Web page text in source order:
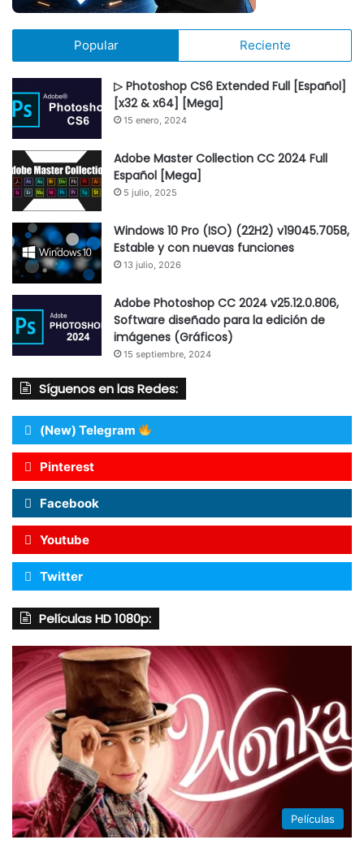
Popular Reciente
▷ Photoshop CS6 Extended Full [Español]
[x32 & x64] [Mega]
15 enero, 2024
Adobe Master Collection CC 2024 Full
Español [Mega]
5 julio, 2025
Windows 10 Pro (ISO) (22H2) v19045.7058,
Estable y con nuevas funciones
13 julio, 2026
Adobe Photoshop CC 2024 v25.12.0.806,
Software diseñado para la edición de
imágenes (Gráficos)
15 septiembre, 2024
Síguenos en las Redes:
(New) Telegram
Pinterest
Facebook
Youtube
Twitter
Películas HD 1080p:
Películas